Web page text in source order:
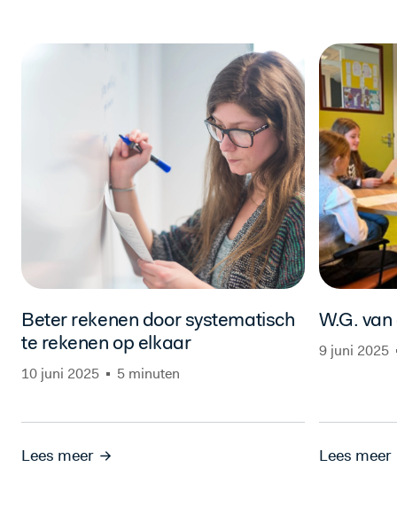
Beter rekenen door systematisch
te rekenen op elkaar
10 juni 2025 5 minuten
Lees meer
W.G.
9 juni 2025
Lees meer